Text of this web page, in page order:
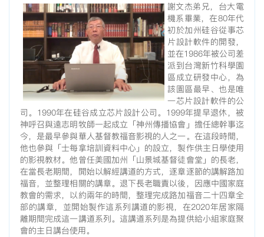
謝文杰弟兄，台大電
機系畢業，在80年代
初於加州硅谷從事芯
片設計軟件的開發，
並在1986年被公司差
派到台灣新竹科學園
區成立研發中心，為
該園區最早、也是唯
一芯片設計軟件的公
司。1990年在硅谷成立芯片設計公司。1999年提早退休，被
神呼召與遠志明牧師一起成立「神州傳播協會」擔任總幹事迄
今，是最早參與華人基督教福音影視的人之一。在這段時間，
他也參與「士每拿培訓資料中心」的設立，製作供主日學使用
的影視教材。他曾任美國加州「山景城基督徒會堂」的長老，
在當長老期間，開始以解經講道的方式，逐章逐節的講解路加
福音，並整理相關的講章。退下長老職責以後，因應中國家庭
教會的需求，以約兩年的時間，整理完成路加福音二十四章全
部的講章，並開始製作這系列講道的影視，在2020年居家隔
離期間完成這一講道系列。這講道系列是為提供給小組家庭聚
會的主日講台使用。